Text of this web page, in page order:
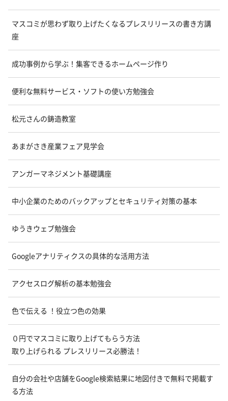
マスコミが思わず取り上げたくなるプレスリリースの書き方講
座
成功事例から学ぶ！集客できるホームページ作り
便利な無料サービス・ソフトの使い方勉強会
松元さんの鋳造教室
あまがさき産業フェア見学会
アンガーマネジメント基礎講座
中小企業のためのバックアップとセキュリティ対策の基本
ゆうきウェブ勉強会
Googleアナリティクスの具体的な活用方法
アクセスログ解析の基本勉強会
色で伝える ！役立つ色の効果
０円でマスコミに取り上げてもらう方法
取り上げられる プレスリリース必勝法！
自分の会社や店舗をGoogle検索結果に地図付きで無料で掲載す
る方法